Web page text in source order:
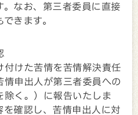
。なお、第三者委員に直接
きます。
付けた苦情を苦情解決責任
情申出人が第三者委員への
除く。）に報告いたしま
を確認し、苦情申出人に対